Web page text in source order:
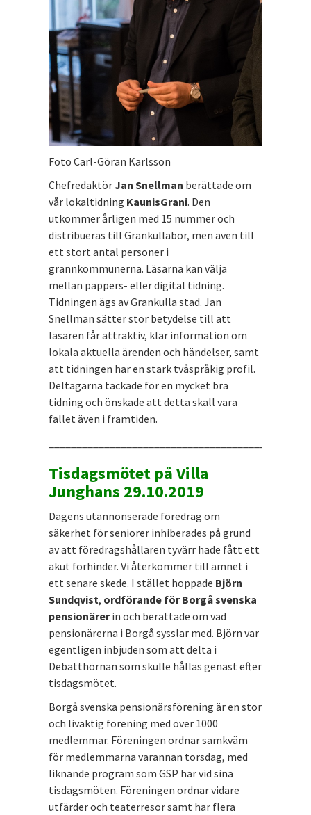
Foto Carl-Göran Karlsson
ChefredaktörJan Snellman berättade om
vår lokaltidning KaunisGrani. Den
utkommer årligen med 15 nummer och
distribueras till Grankullabor, men även till
ett stort antal personer i
grannkommunerna. Läsarna kan välja
mellan pappers- eller digital tidning.
Tidningen ägs av Grankulla stad. Jan
Snellman sätter stor betydelse till att
läsaren får attraktiv, klar information om
lokala aktuella ärenden och händelser, samt
att tidningen har en stark tvåspråkig profil.
Deltagarna tackade för en mycket bra
tidning och önskade att detta skall vara
fallet även i framtiden.
Tisdagsmötet på Villa
Junghans 29.10.2019
Dagens utannonserade föredrag om
säkerhet för seniorer inhiberades på grund
av att föredragshållaren tyvärr hade fått ett
akut förhinder. Vi återkommer till ämnet i
ett senare skede. I stället hoppade Björn
Sundqvist, ordförande för Borgå svenska
pensionärerin och berättade om vad
pensionärerna i Borgå sysslar med. Björn var
egentligen inbjuden som att delta i
Debatthörnan som skulle hållas genast efter
tisdagsmötet.
Borgå svenska pensionärsförening är en stor
och livaktig förening med över 1000
medlemmar. Föreningen ordnar samkväm
för medlemmarna varannan torsdag, med
liknande program som GSP har vid sina
tisdagsmöten. Föreningen ordnar vidare
utfärder och teaterresor samt har flera